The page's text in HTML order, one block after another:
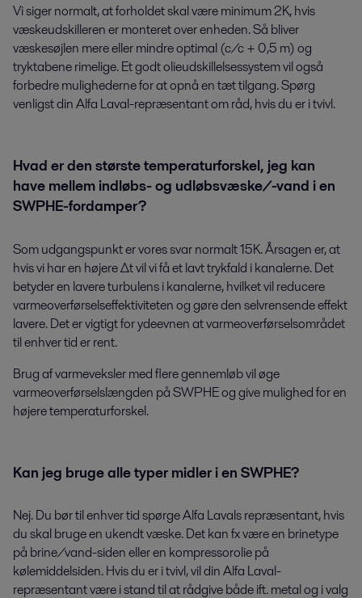
Vi siger normalt, at forholdet skal være minimum 2K, hvis
væskeudskilleren er monteret over enheden. Så bliver
væskesøjlen mere eller mindre optimal (c/c + 0,5 m) og
tryktabene rimelige. Et godt olieudskillelsessystem vil også
forbedre mulighederne for at opnå en tæt tilgang. Spørg
venligst din Alfa Laval-repræsentant om råd, hvis du er i tvivl.
Hvad er den største temperaturforskel, jeg kan
have mellem indløbs- og udløbsvæske/-vand i en
SWPHE-fordamper?
Som udgangspunkt er vores svar normalt 15K. Årsagen er, at
hvis vi har en højere Δt vil vi få et lavt trykfald i kanalerne. Det
betyder en lavere turbulens i kanalerne, hvilket vil reducere
varmeoverførselseffektiviteten og gøre den selvrensende effekt
lavere. Det er vigtigt for ydeevnen at varmeoverførselsområdet
til enhver tid er rent.
Brug af varmeveksler med flere gennemløb vil øge
varmeoverførselslængden på SWPHE og give mulighed for en
højere temperaturforskel.
Kan jeg bruge alle typer midler i en SWPHE?
Nej. Du bør til enhver tid spørge Alfa Lavals repræsentant, hvis
du skal bruge en ukendt væske. Det kan fx være en brinetype
på brine/vand-siden eller en kompressorolie på
kølemiddelsiden. Hvis du er i tvivl, vil din Alfa Laval-
repræsentant være i stand til at rådgive både ift. metal og i valg